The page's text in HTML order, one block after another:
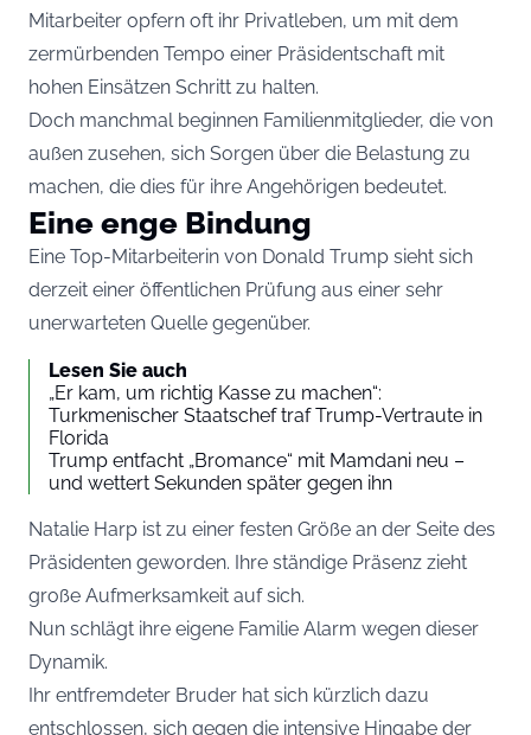
Mitarbeiter opfern oft ihr Privatleben, um mit dem
zermürbenden Tempo einer Präsidentschaft mit
hohen Einsätzen Schritt zu halten.
Doch manchmal beginnen Familienmitglieder, die von
außen zusehen, sich Sorgen über die Belastung zu
machen, die dies für ihre Angehörigen bedeutet.
Eine enge Bindung
Eine Top-Mitarbeiterin von Donald Trump sieht sich
derzeit einer öffentlichen Prüfung aus einer sehr
unerwarteten Quelle gegenüber.
Lesen Sie auch
„Er kam, um richtig Kasse zu machen“:
Turkmenischer Staatschef traf Trump-Vertraute in
Florida
Trump entfacht „Bromance“ mit Mamdani neu –
und wettert Sekunden später gegen ihn
Natalie Harp ist zu einer festen Größe an der Seite des
Präsidenten geworden. Ihre ständige Präsenz zieht
große Aufmerksamkeit auf sich.
Nun schlägt ihre eigene Familie Alarm wegen dieser
Dynamik.
Ihr entfremdeter Bruder hat sich kürzlich dazu
entschlossen, sich gegen die intensive Hingabe der